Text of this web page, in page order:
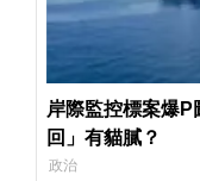
岸際監控標案爆
回」有貓膩？
政治